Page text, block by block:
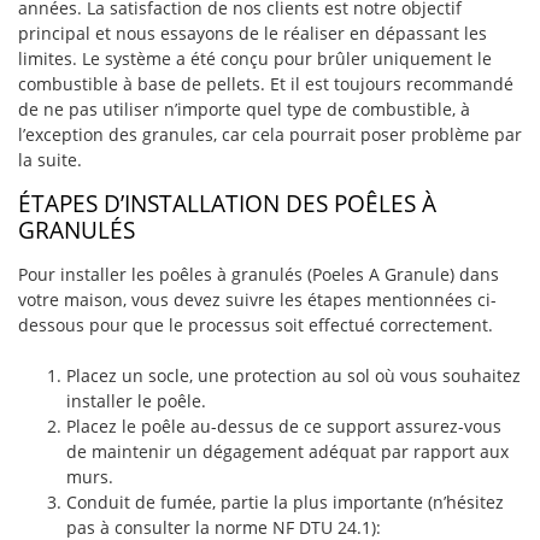
années. La satisfaction de nos clients est notre objectif
principal et nous essayons de le réaliser en dépassant les
limites. Le système a été conçu pour brûler uniquement le
combustible à base de pellets. Et il est toujours recommandé
de ne pas utiliser n’importe quel type de combustible, à
l’exception des granules, car cela pourrait poser problème par
la suite.
ÉTAPES D’INSTALLATION DES POÊLES À
GRANULÉS
Pour installer les poêles à granulés (Poeles A Granule) dans
votre maison, vous devez suivre les étapes mentionnées ci-
dessous pour que le processus soit effectué correctement.
Placez un socle, une protection au sol où vous souhaitez
installer le poêle.
Placez le poêle au-dessus de ce support assurez-vous
de maintenir un dégagement adéquat par rapport aux
murs.
Conduit de fumée, partie la plus importante (n’hésitez
pas à consulter la norme NF DTU 24.1):